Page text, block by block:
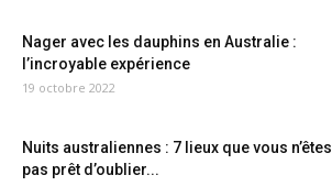
Nager avec les dauphins en Australie :
l’incroyable expérience
19 octobre 2022
Nuits australiennes : 7 lieux que vous n’êtes
pas prêt d’oublier...